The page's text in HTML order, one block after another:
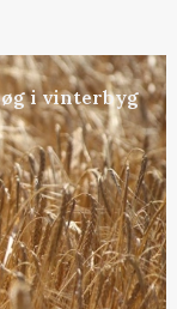
i vinterbyg